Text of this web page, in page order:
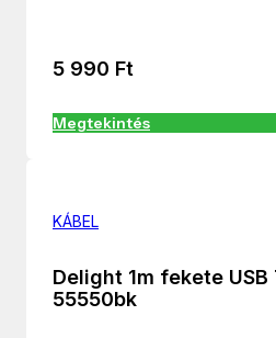
5 990 Ft
Megtekintés
KÁBEL
Delight 1m fekete
55550bk